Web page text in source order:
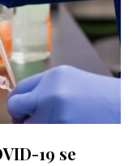
19 se